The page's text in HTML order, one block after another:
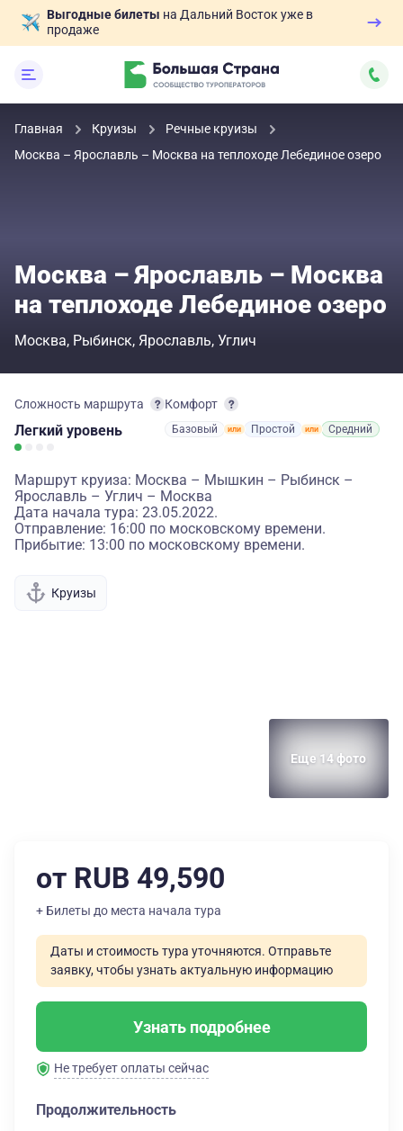
Выгодные билеты на Дальний Восток уже в
продаже
Главная Круизы
Речные круизы
Москва – Ярославль – Москва на теплоходе Лебединое озеро
Москва – Ярославль – Москва
на теплоходе Лебединое озеро
Москва Рыбинск Ярославль Углич
Сложность маршрута
Легкий уровень
Комфорт
Базовый Простой Средний
Маршрут круиза: Москва – Мышкин – Рыбинск –
Ярославль – Углич – Москва
Дата начала тура: 23.05.2022.
Отправление: 16:00 по московскому времени.
Прибытие: 13:00 по московскому времени.
Круизы
Еще 14 фото
от RUB 49,590
+ Билеты до места начала тура
Даты и стоимость тура уточняются. Отправьте
заявку, чтобы узнать актуальную информацию
Узнать подробнее
Не требует оплаты сейчас
Продолжительность